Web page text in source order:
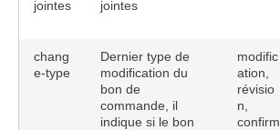
jointes
jointes
chang
e-type
Dernier type de
modification du
bon de
commande, il
indique si le bon
modific
ation,
révisio
n,
confirm